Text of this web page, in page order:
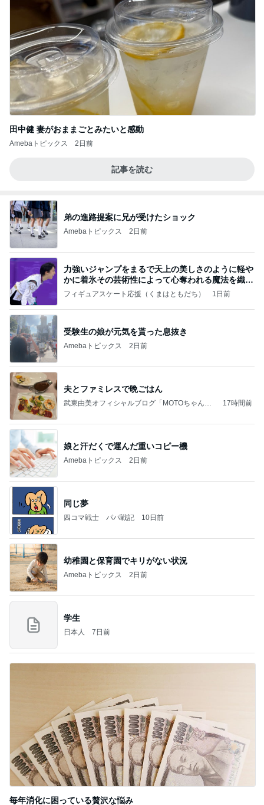
田中健 妻がおままごとみたいと感動
Amebaトピックス 2日前
記事を読む
弟の進路提案に兄が受けたショック
Amebaトピックス 2日前
力強いジャンプをまるで天上の美しさのように軽や
かに着氷その芸術性によって心奪われる魔法を織り
なす
フィギュアスケート応援（くまはともだち） 1日前
受験生の娘が元気を貰った息抜き
Amebaトピックス 2日前
夫とファミレスで晩ごはん
武東由美オフィシャルブログ「MOTOちゃんと
17時間前
娘と汗だくで運んだ重いコピー機
Amebaトピックス 2日前
同じ夢
四コマ戦士 パパ戦記 10日前
幼稚園と保育園でキリがない状況
Amebaトピックス 2日前
学生
日本人 7日前
毎年消化に困っている贅沢な悩み